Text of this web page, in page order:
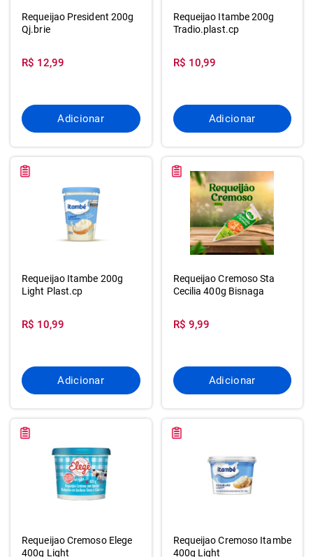
Requeijao President 200g
Qj.brie
R$ 12,99
Adicionar
Requeijao Itambe 200g
Tradio.plast.cp
R$ 10,99
Adicionar
Requeijao Itambe 200g
Light Plast.cp
R$ 10,99
Adicionar
Requeijao Cremoso Sta
Cecilia 400g Bisnaga
R$ 9,99
Adicionar
Requeijao Cremoso Elege
400g Light
Requeijao Cremoso Itambe
400g Light